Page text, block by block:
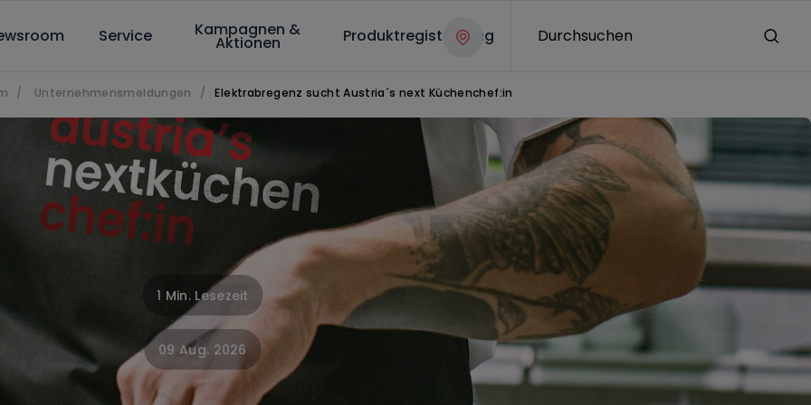
Service Kampagnen &
Aktionen Produktregistrierung Durchsuchen
/ Unternehmensmeldungen / Elektrabregenz sucht Austria´s next Küchenchef:in
1 Min. Lesezeit
09 Aug. 2026